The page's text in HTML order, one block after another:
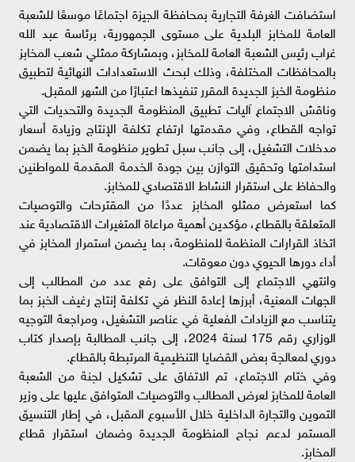
استضافت الغرفة التجارية بمحافظة الجيزة اجتماعًا موسعًا للشعبة
العامة للمخابز البلدية على مستوى الجمهورية، برئاسة عبد الله
غراب رئيس الشعبة العامة للمخابز، وبمشاركة ممثلي شعب المخابز
بالمحافظات المختلفة، وذلك لبحث الاستعدادات النهائية لتطبيق
منظومة الخبز الجديدة المقرر تنفيذها اعتبارًا من الشهر المقبل.
وناقش الاجتماع آليات تطبيق المنظومة الجديدة والتحديات التي
تواجه القطاع، وفي مقدمتها ارتفاع تكلفة الإنتاج وزيادة أسعار
مدخلات التشغيل، إلى جانب سبل تطوير منظومة الخبز بما يضمن
استدامتها وتحقيق التوازن بين جودة الخدمة المقدمة للمواطنين
والحفاظ على استقرار النشاط الاقتصادي للمخابز.
كما استعرض ممثلو المخابز عددًا من المقترحات والتوصيات
المتعلقة بالقطاع، مؤكدين أهمية مراعاة المتغيرات الاقتصادية عند
اتخاذ القرارات المنظمة للمنظومة، بما يضمن استمرار المخابز في
أداء دورها الحيوي دون معوقات.
وانتهي الاجتماع إلى التوافق على رفع عدد من المطالب إلى
الجهات المعنية، أبرزها إعادة النظر في تكلفة إنتاج رغيف الخبز بما
يتناسب مع الزيادات الفعلية في عناصر التشغيل، ومراجعة التوجيه
الوزاري رقم 175 لسنة 2024، إلى جانب المطالبة بإصدار كتاب
دوري لمعالجة بعض القضايا التنظيمية المرتبطة بالقطاع.
وفي ختام الاجتماع، تم الاتفاق على تشكيل لجنة من الشعبة
العامة للمخابز لعرض المطالب والتوصيات المتوافق عليها على وزير
التموين والتجارة الداخلية خلال الأسبوع المقبل، في إطار التنسيق
المستمر لدعم نجاح المنظومة الجديدة وضمان استقرار قطاع
المخابز.